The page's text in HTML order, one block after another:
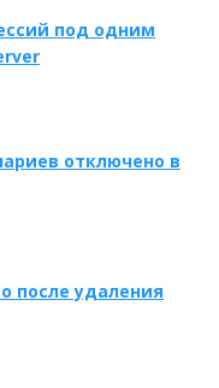
под одним
отключено в
после удаления